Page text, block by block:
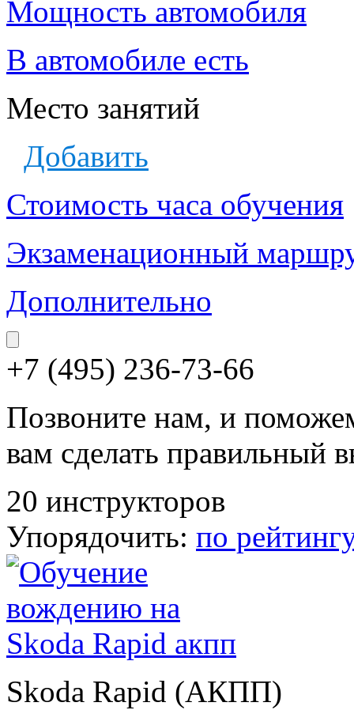
Мощность автомобиля
В автомобиле есть
Место занятий
Добавить
Стоимость часа обучения
Экзаменационный
Дополнительно
+7 (495) 236-73-66
Позвоните нам, и
вам сделать правильный
20 инструкторов
Упорядочить: по
Skoda Rapid (АКПП)